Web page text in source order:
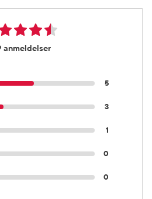
anmeldelser
5
3
1
0
0